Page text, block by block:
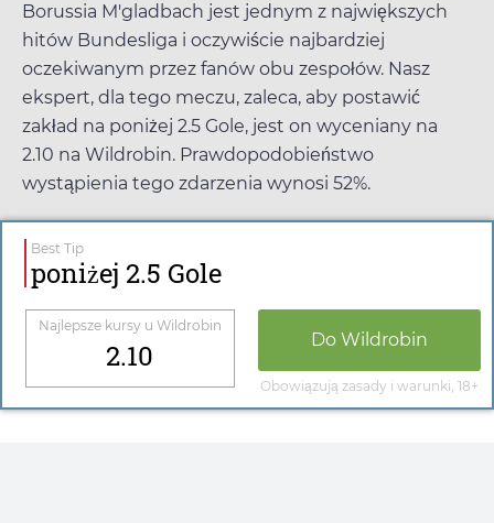
Borussia M'gladbach jest jednym z największych
hitów Bundesliga i oczywiście najbardziej
oczekiwanym przez fanów obu zespołów. Nasz
ekspert, dla tego meczu, zaleca, aby postawić
zakład na poniżej 2.5 Gole, jest on wyceniany na
2.10 na Wildrobin. Prawdopodobieństwo
wystąpienia tego zdarzenia wynosi 52%.
Best Tip
poniżej 2.5 Gole
Najlepsze kursy u Wildrobin
2.10 Do Wildrobin
Obowiązują zasady i warunki, 18+